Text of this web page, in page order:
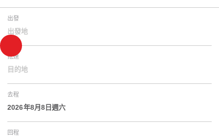
出發
出發地
抵達
目的地
去程
2026年8月8日週六
回程